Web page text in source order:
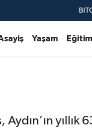
Yaşam Eğitim